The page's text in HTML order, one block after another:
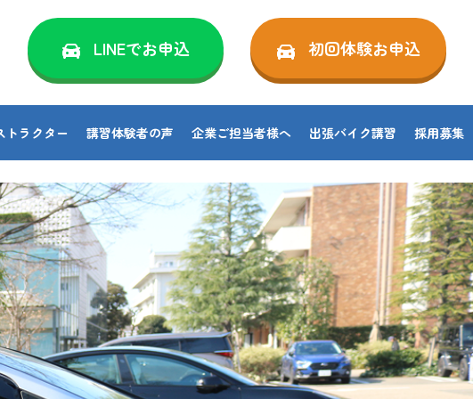
LINEでお申込 初回体験お申込
トラクター 講習体験者の声 企業ご担当者様へ 出張バイク講習 採用募集